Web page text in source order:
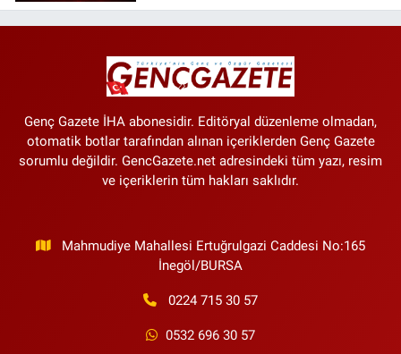
tutuklama talebi
Genç Gazete İHA abonesidir. Editöryal düzenleme olmadan,
otomatik botlar tarafından alınan içeriklerden Genç Gazete
sorumlu değildir. GencGazete.net adresindeki tüm yazı, resim
ve içeriklerin tüm hakları saklıdır.
Mahmudiye Mahallesi Ertuğrulgazi Caddesi No:165
İnegöl/BURSA
0224 715 30 57
0532 696 30 57